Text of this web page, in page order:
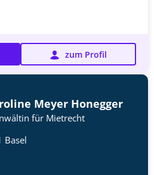
zum Profil
Meyer Honegger
für Mietrecht
Basel